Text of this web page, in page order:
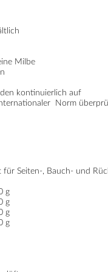
Milbe
kontinuierlich auf
Norm
für Seiten-, Bauch- und
g
g
g
g